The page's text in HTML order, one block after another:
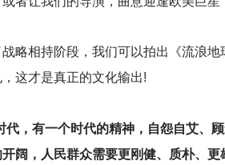
略相持阶段，我们可以拍出《流浪
这才是真正的文化输出!
，有一个时代的精神，自怨自艾、
阔，人民群众需要更刚健、质朴、更